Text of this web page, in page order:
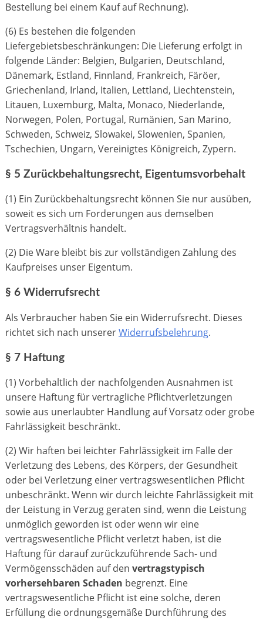
Bestellung bei einem Kauf auf Rechnung).
(6) Es bestehen die folgenden
Liefergebietsbeschränkungen: Die Lieferung erfolgt in
folgende Länder: Belgien, Bulgarien, Deutschland,
Dänemark, Estland, Finnland, Frankreich, Färöer,
Griechenland, Irland, Italien, Lettland, Liechtenstein,
Litauen, Luxemburg, Malta, Monaco, Niederlande,
Norwegen, Polen, Portugal, Rumänien, San Marino,
Schweden, Schweiz, Slowakei, Slowenien, Spanien,
Tschechien, Ungarn, Vereinigtes Königreich, Zypern.
§ 5 Zurückbehaltungsrecht, Eigentumsvorbehalt
(1) Ein Zurückbehaltungsrecht können Sie nur ausüben,
soweit es sich um Forderungen aus demselben
Vertragsverhältnis handelt.
(2) Die Ware bleibt bis zur vollständigen Zahlung des
Kaufpreises unser Eigentum.
§ 6 Widerrufsrecht
Als Verbraucher haben Sie ein Widerrufsrecht. Dieses
richtet sich nach unsererWiderrufsbelehrung.
§ 7 Haftung
(1) Vorbehaltlich der nachfolgenden Ausnahmen ist
unsere Haftung für vertragliche Pflichtverletzungen
sowie aus unerlaubter Handlung auf Vorsatz oder grobe
Fahrlässigkeit beschränkt.
(2) Wir haften bei leichter Fahrlässigkeit im Falle der
Verletzung des Lebens, des Körpers, der Gesundheit
oder bei Verletzung einer vertragswesentlichen Pflicht
unbeschränkt. Wenn wir durch leichte Fahrlässigkeit mit
der Leistung in Verzug geraten sind, wenn die Leistung
unmöglich geworden ist oder wenn wir eine
vertragswesentliche Pflicht verletzt haben, ist die
Haftung für darauf zurückzuführende Sach- und
Vermögensschäden auf den vertragstypisch
vorhersehbaren Schaden begrenzt. Eine
vertragswesentliche Pflicht ist eine solche, deren
Erfüllung die ordnungsgemäße Durchführung des